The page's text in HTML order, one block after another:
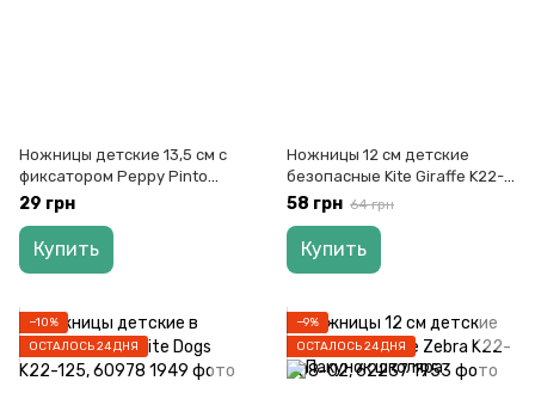
Ножницы детские 13,5 см с
фиксатором Peppy Pinto
KS115B, 4001155
29 грн
Купить
Ножницы 12 см детские
безопасные Kite Giraffe K22-
008-03, 62240
58 грн 64 грн
Купить
−10%
ОСТАЛОСЬ 24 ДНЯ
−9%
ОСТАЛОСЬ 24 ДНЯ